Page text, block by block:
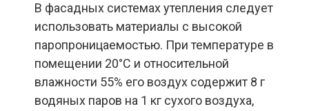
В фасадных системах утепления следует
использовать материалы с высокой
паропроницаемостью. При температуре в
помещении 20°С и относительной
влажности 55% его воздух содержит 8 г
водяных паров на 1 кг сухого воздуха,